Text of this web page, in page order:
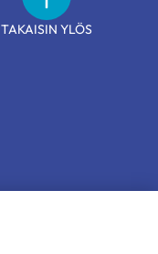
TAKAISIN YLÖS